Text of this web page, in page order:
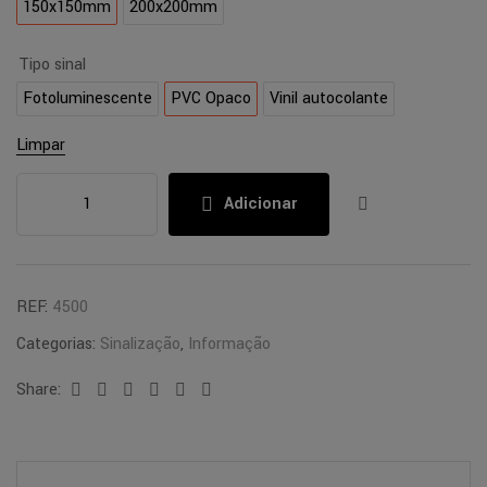
150x150mm 200x200mm
Tipo sinal
Fotoluminescente
PVC Opaco Vinil autocolante
Limpar
Adicionar
REF: 4500
Categorias: Sinalização, Informação
Share:
Facebook
TwitterLinkedinGoogle+Pinterest